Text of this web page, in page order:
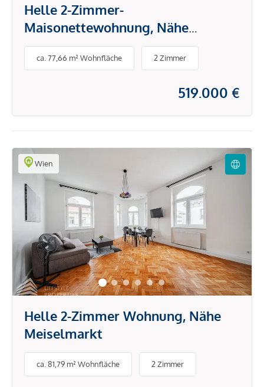
Helle 2-Zimmer-
Maisonettewohnung, Nähe
Wiedner Hauptstraße
ca. 77,66 m² Wohnfläche 2 Zimmer
519.000 €
Wien
Helle 2-Zimmer Wohnung, Nähe
Meiselmarkt
ca. 81,79 m² Wohnfläche 2 Zimmer